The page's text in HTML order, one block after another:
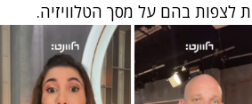
לצפות בהם על מסך הטלוויזיה.